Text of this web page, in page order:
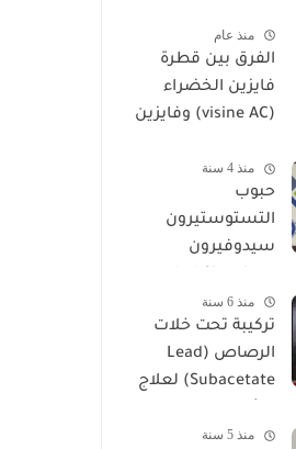
منذ عام
الفرق بين قطرة
فايزين الخضراء
(visine AC) وفايزين
original)
منذ 4 سنة
حبوب
التستوستيرون
سيدوفيرون
العقم
منذ 6 سنة
تركيبة تحت خلات
الرصاص (Lead
Subacetate) لعلاج
البواسير
منذ 5 سنة